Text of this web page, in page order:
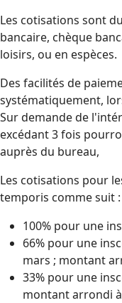
Les cotisations sont
bancaire, chèque
loisirs, ou en espèces.
Des facilités de
systématiquement,
Sur demande de
excédant 3 fois
auprès du bureau,
Les cotisations pour
temporis comme suit :
100% pour une
66% pour une
mars ; montant
33% pour une
montant arrondi à